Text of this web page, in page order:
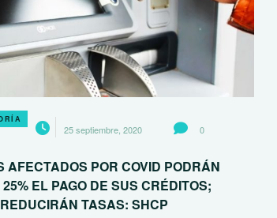
25 septiembre, 2020 0
AFECTADOS POR COVID PODRÁN
EL PAGO DE SUS CRÉDITOS;
TASAS: SHCP